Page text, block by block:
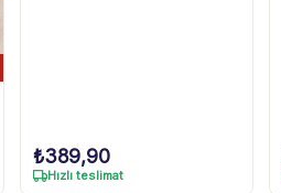
₺389,90
Hızlı teslimat